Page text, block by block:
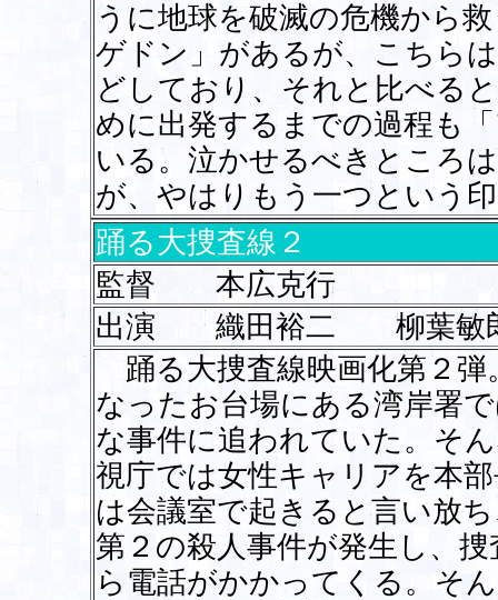
うに地球を破滅の危機から
ゲドン」があるが、こちら
どしており、それと比べる
めに出発するまでの過程も
いる。泣かせるべきところ
が、やはりもう一つという
踊る大捜査線２
監督 本広克行
出演 織田裕二 柳葉敏
踊る大捜査線映画化第２弾
なったお台場にある湾岸署
な事件に追われていた。そ
視庁では女性キャリアを本
は会議室で起きると言い放
第２の殺人事件が発生し、
ら電話がかかってくる。そ